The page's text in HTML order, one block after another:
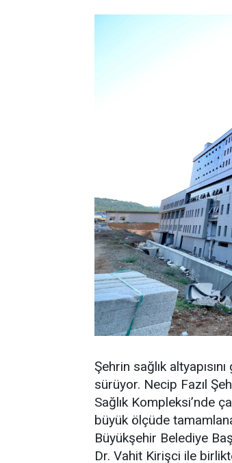
Şehrin sağlık
sürüyor. Necip Fazıl
Sağlık Kompleksi’nde
büyük ölçüde
Büyükşehir Belediye
Dr. Vahit Kirişci ile